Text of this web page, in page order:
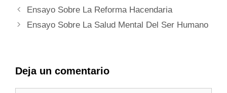
Ensayo Sobre La Reforma Hacendaria
Ensayo Sobre La Salud Mental Del Ser Humano
Deja un comentario